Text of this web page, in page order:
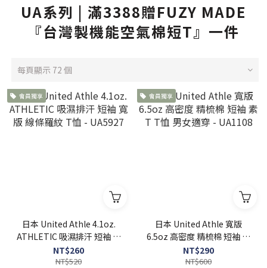
UA系列 | 滿3388贈FUZY MADE
『台灣製機能空氣棉短T』一件
每頁顯示 72 個
會員獨享
日本 United Athle 4.1oz.
ATHLETIC 吸濕排汗 短袖 寬
版 線條羅紋 T恤 - UA5927
NT$260
NT$520
會員獨享
日本 United Athle 寬版
6.5oz 高密度 精梳棉 短袖 素
T T恤 男女適穿 - UA1108
NT$290
NT$600